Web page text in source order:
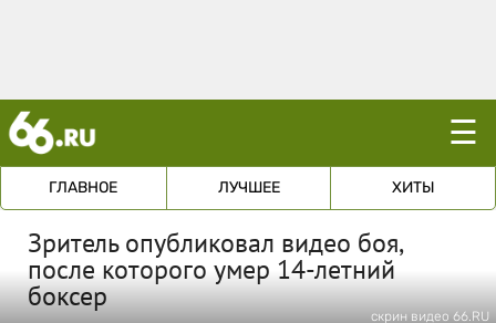
☰
ГЛАВНОЕ ЛУЧШЕЕ ХИТЫ
Зритель опубликовал видео боя,
после которого умер 14-летний
боксер
скрин видео 66.RU